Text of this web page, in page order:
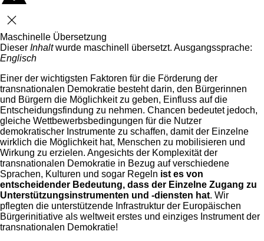
Schließen
Maschinelle Übersetzung
Dieser Inhaltwurde maschinell übersetzt. Ausgangssprache:
Englisch
Einer der wichtigsten Faktoren für die Förderung der
transnationalen Demokratie besteht darin, den Bürgerinnen
und Bürgern die Möglichkeit zu geben, Einfluss auf die
Entscheidungsfindung zu nehmen. Chancen bedeutet jedoch,
gleiche Wettbewerbsbedingungen für die Nutzer
demokratischer Instrumente zu schaffen, damit der Einzelne
wirklich die Möglichkeit hat, Menschen zu mobilisieren und
Wirkung zu erzielen. Angesichts der Komplexität der
transnationalen Demokratie in Bezug auf verschiedene
Sprachen, Kulturen und sogar Regeln ist es von
entscheidender Bedeutung, dass der Einzelne Zugang zu
Unterstützungsinstrumenten und -diensten hat. Wir
pflegten die unterstützende Infrastruktur der Europäischen
Bürgerinitiative als weltweit erstes und einziges Instrument der
transnationalen Demokratie!